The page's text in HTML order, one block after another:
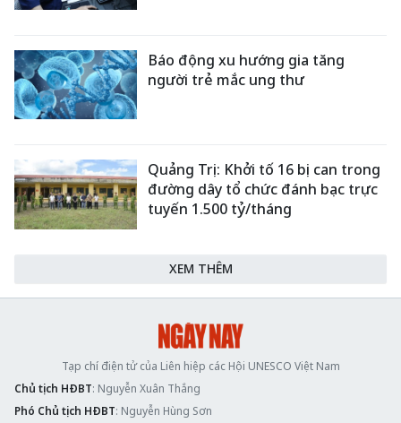
Báo động xu hướng gia tăng
người trẻ mắc ung thư
Quảng Trị: Khởi tố 16 bị can trong
đường dây tổ chức đánh bạc trực
tuyến 1.500 tỷ/tháng
XEM THÊM
Tạp chí điện tử của Liên hiệp các Hội UNESCO Việt Nam
Chủ tịch HĐBT: Nguyễn Xuân Thắng
Phó Chủ tịch HĐBT: Nguyễn Hùng Sơn